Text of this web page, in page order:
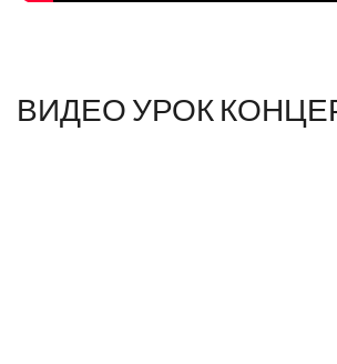
ВИДЕО УРОК